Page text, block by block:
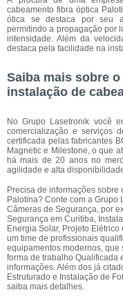
cabeamento fibra óptica
ótica se destaca por seu
permitindo a propagação por
intensidade. Além da
destaca pela facilidade na
Saiba mais sobre
instalação de
No Grupo Lasetronik você
comercialização e serviços
certificada pelas fabricantes
Magnetic e Milestone, o que
há mais de 20 anos no
agilidade e alta
Precisa de informações
Palotina? Conte com a Grupo
Câmeras de Segurança, por
Segurança em Curitiba,
Energia Solar, Projeto
um time de profissionais
equipamentos modernos, que
forma de trabalho Qualificada
informações. Além dos já
Estruturado e Instalação de
saiba mais detalhes.